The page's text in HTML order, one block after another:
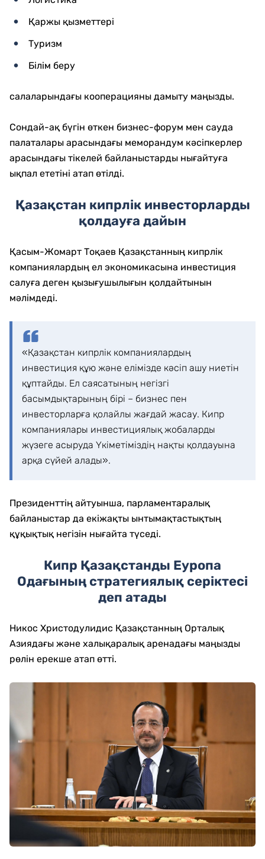
Қаржы қызметтері
Туризм
Білім беру
салаларындағы кооперацияны дамыту маңызды.
Сондай-ақ бүгін өткен бизнес-форум мен сауда
палаталары арасындағы меморандум кәсіпкерлер
арасындағы тікелей байланыстарды нығайтуға
ықпал ететіні атап өтілді.
Қазақстан кипрлік инвесторларды
қолдауға дайын
Қасым-Жомарт Тоқаев Қазақстанның кипрлік
компаниялардың ел экономикасына инвестиция
салуға деген қызығушылығын қолдайтынын
мәлімдеді.
«Қазақстан кипрлік компаниялардың
инвестиция құю және елімізде кәсіп ашу ниетін
құптайды. Ел саясатының негізгі
басымдықтарының бірі – бизнес пен
инвесторларға қолайлы жағдай жасау. Кипр
компаниялары инвестициялық жобаларды
жүзеге асыруда Үкіметіміздің нақты қолдауына
арқа сүйей алады».
Президенттің айтуынша, парламентаралық
байланыстар да екіжақты ынтымақтастықтың
құқықтық негізін нығайта түседі.
Кипр Қазақстанды Еуропа
Одағының стратегиялық серіктесі
деп атады
Никос Христодулидис Қазақстанның Орталық
Азиядағы және халықаралық аренадағы маңызды
рөлін ерекше атап өтті.